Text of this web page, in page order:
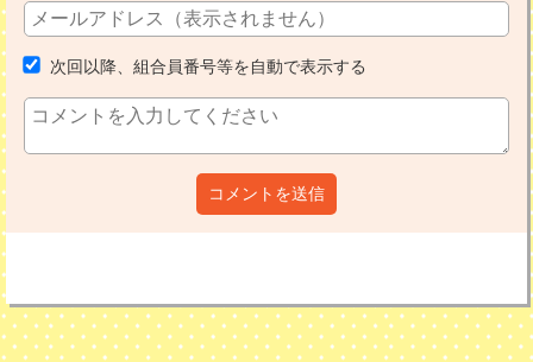
次回以降、組合員番号等を自動で表示する
コメントを送信